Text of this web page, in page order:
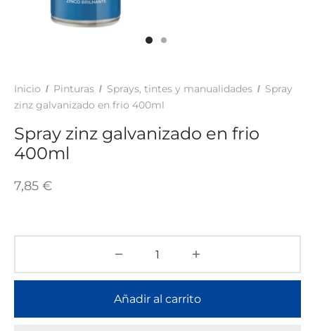
Inicio / Pinturas / Sprays, tintes y manualidades / Spray
zinz galvanizado en frio 400ml
Spray zinz galvanizado en frio
400ml
7,85 €
Añadir al carrito
ADHESIVOS Y COLAS
Y SUELOS